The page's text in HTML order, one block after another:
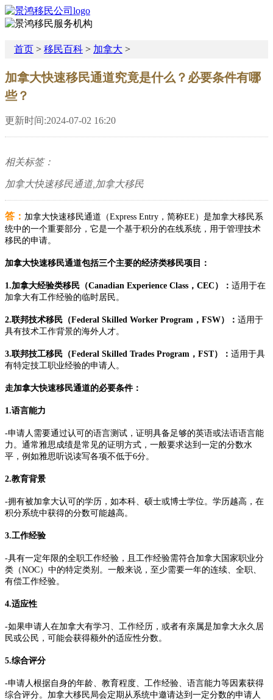
首页 > 移民百科 > 加拿大 >
加拿大快速移民通道究竟是什么？必要条件有哪
些？
更新时间:2024-07-02 16:20
相关标签：
加拿大快速移民通道,加拿大移民
答： 加拿大快速移民通道（Express Entry，简称EE）是加拿大移民系
统中的一个重要部分，它是一个基于积分的在线系统，用于管理技术
移民的申请。
加拿大快速移民通道包括三个主要的经济类移民项目：
1.加拿大经验类移民（Canadian Experience Class，CEC）： 适用于在
加拿大有工作经验的临时居民。
2.联邦技术移民（Federal Skilled Worker Program，FSW）： 适用于
具有技术工作背景的海外人才。
3.联邦技工移民（Federal Skilled Trades Program，FST）： 适用于具
有特定技工职业经验的申请人。
走加拿大快速移民通道的必要条件：
1.语言能力
-申请人需要通过认可的语言测试，证明具备足够的英语或法语语言能
力。通常雅思成绩是常见的证明方式，一般要求达到一定的分数水
平，例如雅思听说读写各项不低于6分。
2.教育背景
-拥有被加拿大认可的学历，如本科、硕士或博士学位。学历越高，在
积分系统中获得的分数可能越高。
3.工作经验
-具有一定年限的全职工作经验，且工作经验需符合加拿大国家职业分
类（NOC）中的特定类别。一般来说，至少需要一年的连续、全职、
有偿工作经验。
4.适应性
-如果申请人在加拿大有学习、工作经历，或者有亲属是加拿大永久居
民或公民，可能会获得额外的适应性分数。
5.综合评分
-申请人根据自身的年龄、教育程度、工作经验、语言能力等因素获得
综合评分。加拿大移民局会定期从系统中邀请达到一定分数的申请人